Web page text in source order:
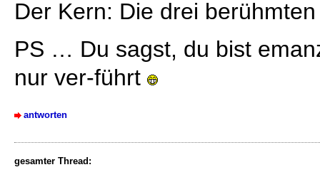
Der Kern: Die drei
PS … Du sagst, du bist
nur ver-führt
antworten
gesamter Thread: